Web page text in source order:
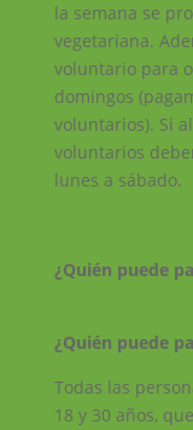
la semana se
vegetariana.
voluntario para
domingos
voluntarios). Si
voluntarios
lunes a sábado.
¿Quién puede
¿Quién puede
Todas las
18 y 30 años,